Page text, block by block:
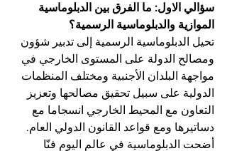
سؤالي الاول: ما الفرق بين الدبلوماسية
الموازية والدبلوماسية الرسمية؟
تحيل الدبلوماسية الرسمية إلى تدبير شؤون
ومصالح الدولة على المستوى الخارجي في
مواجهة البلدان الأجنبية ومختلف المنظمات
الدولية على سبيل تحقيق مصالحها وتعزيز
التعاون مع المحيط الخارجي انسجاما مع
دساتيرها ومع قواعد القانون الدولي العام.
أضحت الدبلوماسية في عالم اليوم فنّا